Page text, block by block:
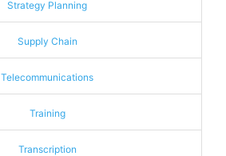
Strategy Planning
Supply Chain
Telecommunications
Training
Transcription